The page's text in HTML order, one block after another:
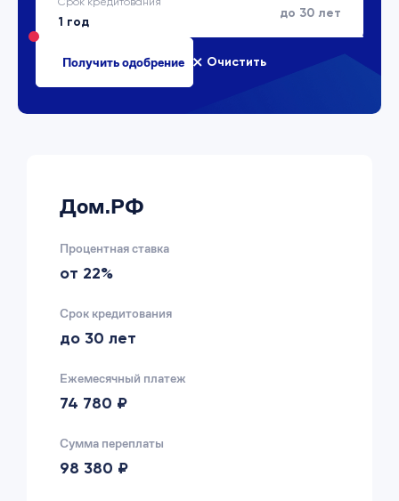
до 30 лет
Очистить
Дом.РФ
Процентная ставка
от 22%
Срок кредитования
до 30 лет
Ежемесячный платеж
74 780 ₽
Сумма переплаты
98 380 ₽